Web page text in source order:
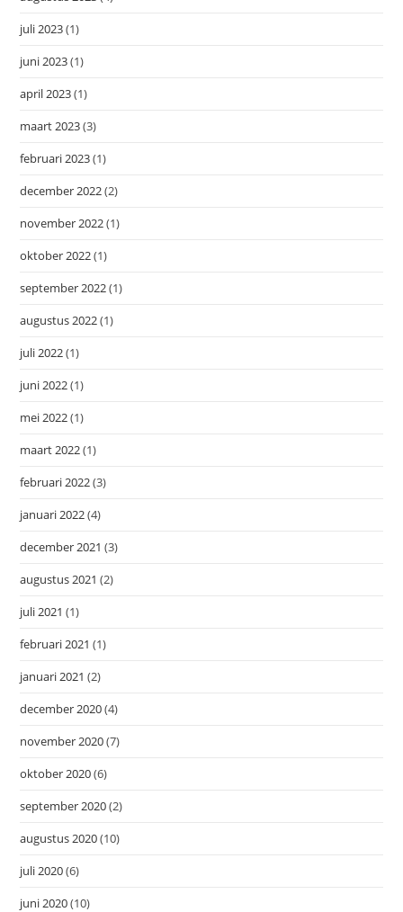
juli 2023(1)
juni 2023(1)
april 2023(1)
maart 2023(3)
februari 2023(1)
december 2022(2)
november 2022(1)
oktober 2022(1)
september 2022(1)
augustus 2022(1)
juli 2022(1)
juni 2022(1)
mei 2022(1)
maart 2022(1)
februari 2022(3)
januari 2022(4)
december 2021 (3)
augustus 2021 (2)
juli 2021 (1)
februari 2021 (1)
januari 2021 (2)
december 2020(4)
november 2020(7)
oktober 2020(6)
september 2020(2)
augustus 2020(10)
juli 2020(6)
juni 2020(10)